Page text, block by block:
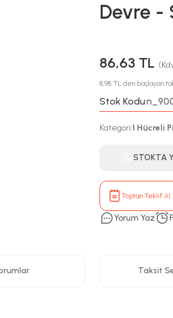
Devre -
86,63 TL
8,98 TL den başlayan
Stok Kodu:
Kategori:1 Hücreli
STOKTA
Toptan Teklif Al
Yorum Yaz
Taksit